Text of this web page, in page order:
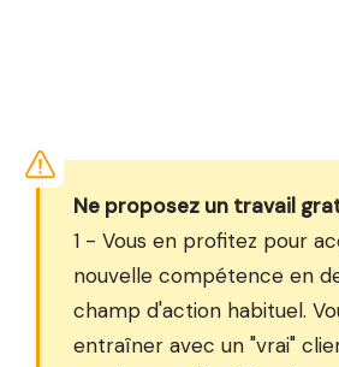
Ne proposez un travail
1 - Vous en profitez pour
nouvelle compétence en
champ d'action habituel.
entraîner avec un "vrai"